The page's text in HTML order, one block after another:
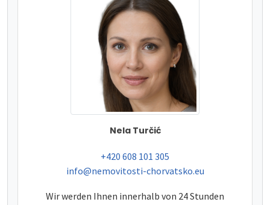
Nela Turčić
tel:
+420 608 101 305
e-mail:
info@nemovitosti-chorvatsko.eu
Wir werden Ihnen innerhalb von 24 Stunden